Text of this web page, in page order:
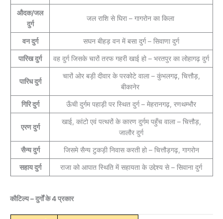
औदक/जल
दुर्ग
जल राशि से घिरा – गागरोन का किला
वन दुर्ग सघन बीहड़ वन में बसा दुर्ग – सिवाणा दुर्ग
पारिख दुर्ग वह दुर्ग जिसके चारों तरफ गहरी खाई हो – भरतपुर का लोहागढ़ दुर्ग
पारिध दुर्ग
चारों ओर बड़ी दीवार के परकोटे वाला – कुंभलगढ़, चित्तौड़,
बीकानेर
गिरि दुर्ग ऊँची दुर्गम पहाड़ी पर स्थित दुर्ग – मेहरानगढ़, रणथम्भौर
एरण दुर्ग
खाई, कांटो एवं पत्थरों के कारण दुर्गम पहुँच वाला – चित्तौड़,
जालौर दुर्ग
सैन्य दुर्ग जिसमे सैन्य टुकड़ी निवास करती हो – चित्तौड़गढ़, गागरोन
सहाय दुर्ग राजा को आपात स्थिति में सहायता के उद्देश्य से – सिवाना दुर्ग
कौटिल्य – दुर्गों के 4 प्रकार